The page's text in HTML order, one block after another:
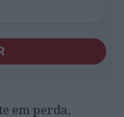
em perda,